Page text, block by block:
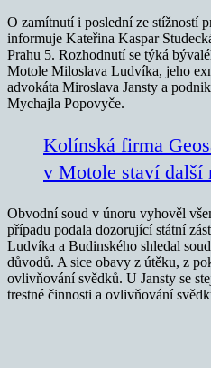
O zamítnutí i poslední ze stížností
informuje Kateřina Kaspar
Prahu 5. Rozhodnutí se týká
Motole Miloslava Ludvíka, jeho
advokáta Miroslava Jansty a
Mychajla Popovyče.
Kolínská firma
v Motole staví další
Obvodní soud v únoru vyhověl
případu podala dozorující státní
Ludvíka a Budinského shledal
důvodů. A sice obavy z útěku, z
ovlivňování svědků. U Jansty se
trestné činnosti a ovlivňování